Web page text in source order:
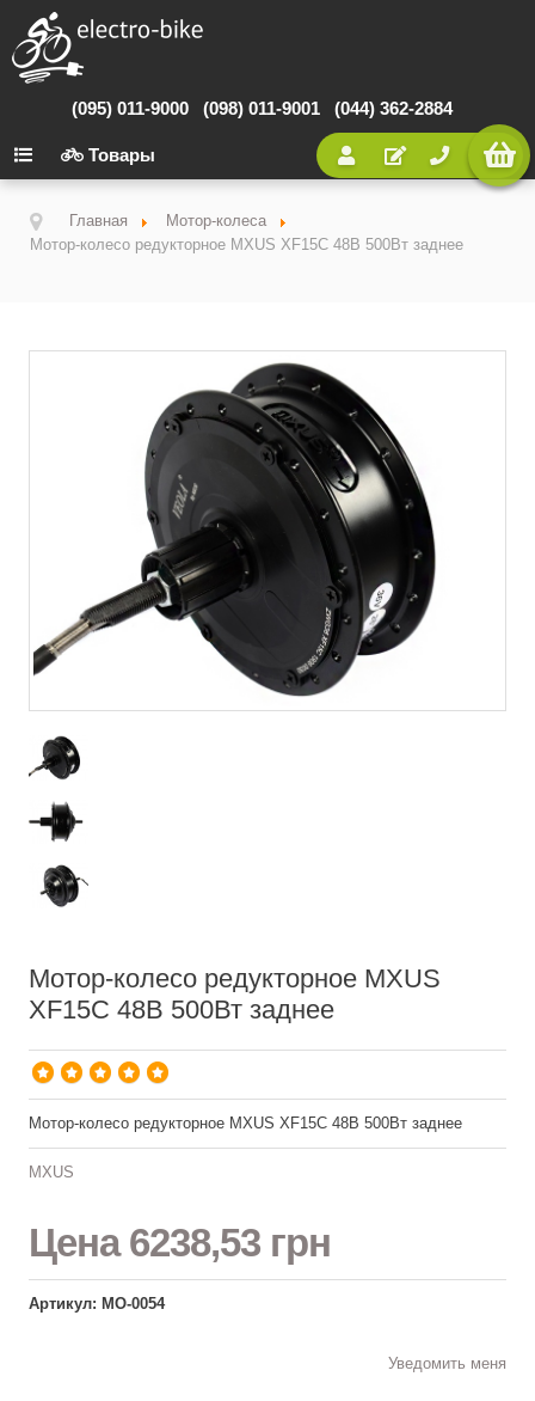
(095) 011-9000 (098) 011-9001 (044) 362-2884
Товары
Главная
Мотор-колеса
Мотор-колесо редукторное MXUS XF15C 48В 500Вт заднее
Мотор-колесо редукторное MXUS
XF15C 48В 500Вт заднее
Мотор-колесо редукторное MXUS XF15C 48В 500Вт заднее
MXUS
Цена6238,53 грн
Артикул: МО-0054
Уведомить меня